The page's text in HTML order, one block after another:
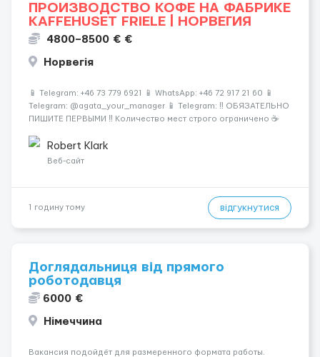
ПРОИЗВОДСТВО КОФЕ НА ФАБРИКЕ
KAFFEHUSET FRIELE | НОРВЕГИЯ
4800–8500 € €
Норвегія
📱 Telegram: +46 73 779 6921 📱 WhatsApp: +46 72 917 21 60 📱
Telegram: @agata_your_manager 📱 Telegram: ‼️ ОБЯЗАТЕЛЬНО
ПИШИТЕ ПЕРВЫМИ ‼️ Количество мест строго ограничено ☕️
зарплаты Работа на кофе-заводе — стабильность и досто...
Robert Klark
Веб-сайт
1 годину тому відгукнутися
Доглядальниця від прямого
роботодавця
6000 €
Німеччина
Вакансия подойдёт для размеренного формата работы.